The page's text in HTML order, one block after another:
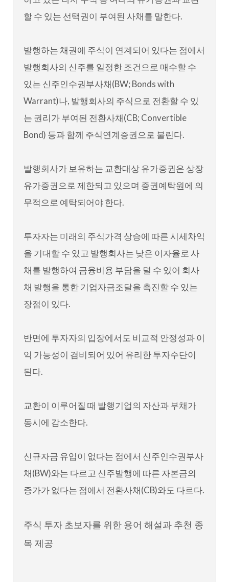
할 수 있는 선택권이 부여된 사채를 말한다.
발행하는 채권에 주식이 연계되어 있다는 점에서
발행회사의 신주를 일정한 조건으로 매수할 수
있는 신주인수권부사채(BW; Bonds with
Warrant)나, 발행회사의 주식으로 전환할 수 있
는 권리가 부여된 전환사채(CB; Convertible
Bond) 등과 함께 주식연계증권으로 불린다.
발행회사가 보유하는 교환대상 유가증권은 상장
유가증권으로 제한되고 있으며 증권예탁원에 의
무적으로 예탁되어야 한다.
투자자는 미래의 주식가격 상승에 따른 시세차익
을 기대할 수 있고 발행회사는 낮은 이자율로 사
채를 발행하여 금융비용 부담을 덜 수 있어 회사
채 발행을 통한 기업자금조달을 촉진할 수 있는
장점이 있다.
반면에 투자자의 입장에서도 비교적 안정성과 이
익 가능성이 겸비되어 있어 유리한 투자수단이
된다.
교환이 이루어질 때 발행기업의 자산과 부채가
동시에 감소한다.
신규자금 유입이 없다는 점에서 신주인수권부사
채(BW)와는 다르고 신주발행에 따른 자본금의
증가가 없다는 점에서 전환사채(CB)와도 다르다.
주식 투자 초보자를 위한 용어 해설과 추천 종
목 제공